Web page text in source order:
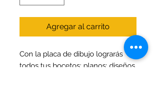
Agregar al carrito
Con la placa de dibujo lograrás
todos tus bocetos; planos; diseños